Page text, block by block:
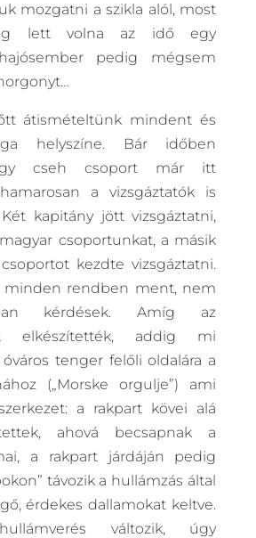
mozgatni a szikla alól, most
lett volna az idő egy
pedig mégsem
átismételtünk mindent és
helyszíne. Bár időben
cseh csoport már itt
a vizsgáztatók is
kapitány jött vizsgáztatni,
csoportunkat, a másik
kezdte vizsgáztatni.
minden rendben ment, nem
kérdések. Amíg az
elkészítették, addig mi
tenger felőli oldalára a
(„Morske orgulje”) ami
a rakpart kövei alá
ahová becsapnak a
a rakpart járdáján pedig
távozik a hullámzás által
érdekes dallamokat keltve.
változik, úgy